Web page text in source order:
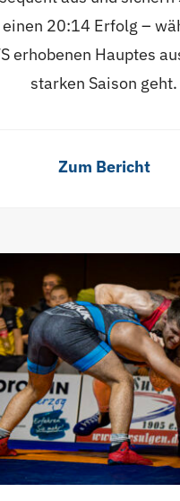
einen 20:14 Erfolg –
erhobenen Hauptes
starken Saison geht.
Zum Bericht